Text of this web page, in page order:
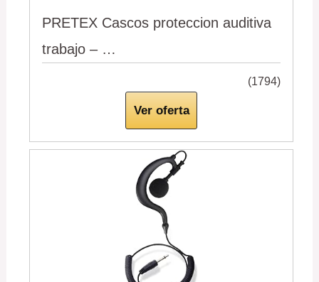
PRETEX Cascos proteccion auditiva
trabajo – …
(1794)
Ver oferta